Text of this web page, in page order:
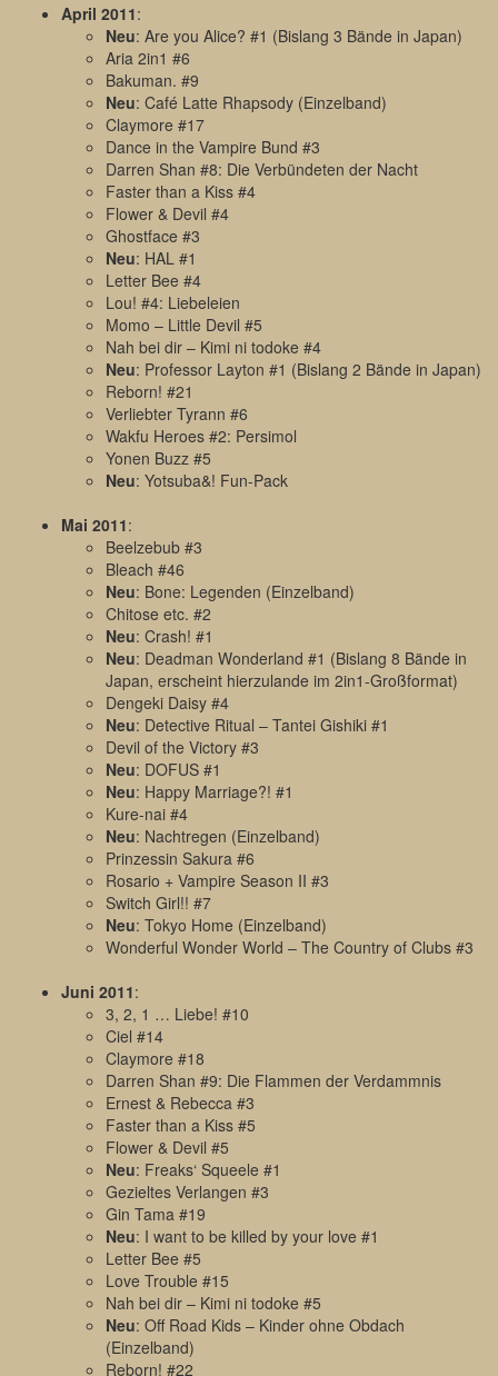
April 2011:
Neu: Are you Alice? #1 (Bislang 3 Bände in Japan)
Aria 2in1 #6
Bakuman. #9
Neu: Café Latte Rhapsody (Einzelband)
Claymore #17
Dance in the Vampire Bund #3
Darren Shan #8: Die Verbündeten der Nacht
Faster than a Kiss #4
Flower & Devil #4
Ghostface #3
Neu: HAL #1
Letter Bee #4
Lou! #4: Liebeleien
Momo – Little Devil #5
Nah bei dir – Kimi ni todoke #4
Neu: Professor Layton #1 (Bislang 2 Bände in Japan)
Reborn! #21
Verliebter Tyrann #6
Wakfu Heroes #2: Persimol
Yonen Buzz #5
Neu: Yotsuba&! Fun-Pack
Mai 2011:
Beelzebub #3
Bleach #46
Neu: Bone: Legenden (Einzelband)
Chitose etc. #2
Neu: Crash! #1
Neu: Deadman Wonderland #1 (Bislang 8 Bände in
Japan, erscheint hierzulande im 2in1-Großformat)
Dengeki Daisy #4
Neu: Detective Ritual – Tantei Gishiki #1
Devil of the Victory #3
Neu: DOFUS #1
Neu: Happy Marriage?! #1
Kure-nai #4
Neu: Nachtregen (Einzelband)
Prinzessin Sakura #6
Rosario + Vampire Season II #3
Switch Girl!! #7
Neu: Tokyo Home (Einzelband)
Wonderful Wonder World – The Country of Clubs #3
Juni 2011:
3, 2, 1 … Liebe! #10
Ciel #14
Claymore #18
Darren Shan #9: Die Flammen der Verdammnis
Ernest & Rebecca #3
Faster than a Kiss #5
Flower & Devil #5
Neu: Freaks‘ Squeele #1
Gezieltes Verlangen #3
Gin Tama #19
Neu: I want to be killed by your love #1
Letter Bee #5
Love Trouble #15
Nah bei dir – Kimi ni todoke #5
Neu: Off Road Kids – Kinder ohne Obdach
(Einzelband)
Reborn! #22